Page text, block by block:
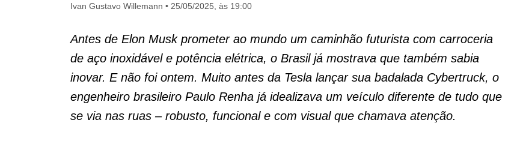
Ivan Gustavo Willemann 25/05/2025, às 19:00
Antes de Elon Musk prometer ao mundo um caminhão futurista com carroceria
de aço inoxidável e potência elétrica, o Brasil já mostrava que também sabia
inovar. E não foi ontem. Muito antes da Tesla lançar sua badalada Cybertruck, o
engenheiro brasileiro Paulo Renha já idealizava um veículo diferente de tudo que
se via nas ruas – robusto, funcional e com visual que chamava atenção.